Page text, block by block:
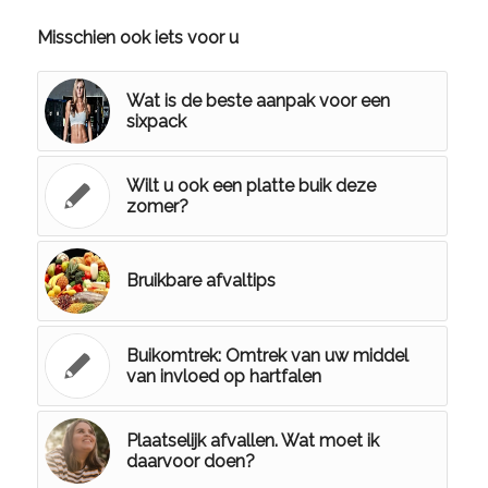
Misschien ook iets voor u
Wat is de beste aanpak voor een
sixpack
Wilt u ook een platte buik deze
zomer?
Bruikbare afvaltips
Buikomtrek: Omtrek van uw middel
van invloed op hartfalen
Plaatselijk afvallen. Wat moet ik
daarvoor doen?